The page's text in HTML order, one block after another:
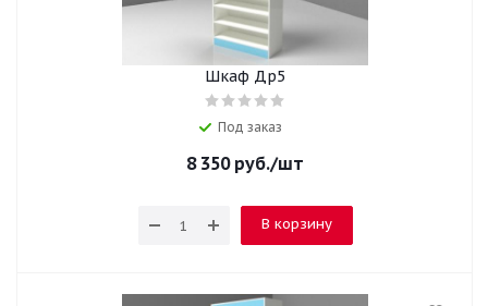
Шкаф Др5
Под заказ
8 350руб./шт
В корзину